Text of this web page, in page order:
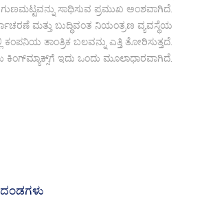
ಸಾಧಿಸುವ ಪ್ರಮುಖ ಅಂಶವಾಗಿದೆ.
ಮತ್ತು ಬುದ್ಧಿವಂತ ನಿಯಂತ್ರಣ ವ್ಯವಸ್ಥೆಯ
ಕಂಪನಿಯ ತಾಂತ್ರಿಕ ಬಲವನ್ನು ಎತ್ತಿ ತೋರಿಸುತ್ತದೆ.
ಕಿಂಗ್‌ಮ್ಯಾಕ್ಸ್‌ಗೆ ಇದು ಒಂದು ಮೂಲಾಧಾರವಾಗಿದೆ.